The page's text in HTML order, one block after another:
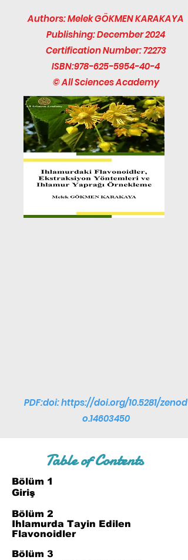
Authors: Melek GÖKMEN KARAKAYA
Publishing: December 2024
Certification Number: 72273
ISBN:978-625-5954-40-4
© All Sciences Academy
PDF:doi:https://doi.org/10.5281/zenod
o.14603450
Table of Contents
Bölüm 1
Giriş
Bölüm 2
Ihlamurda Tayin Edilen
Flavonoidler
Bölüm 3